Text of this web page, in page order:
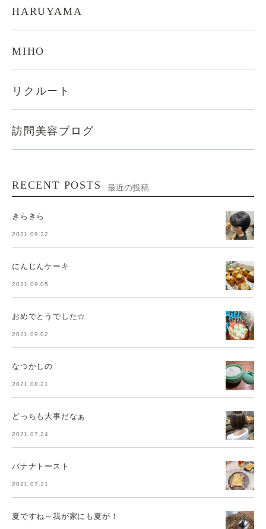
HARUYAMA
MIHO
リクルート
訪問美容ブログ
RECENT POSTS 最近の投稿
きらきら
2021.09.22
にんじんケーキ
2021.09.05
おめでとうでした☆
2021.09.02
なつかしの
2021.08.21
どっちも大事だなぁ
2021.07.24
バナナトースト
2021.07.21
夏ですね～我が家にも夏が！